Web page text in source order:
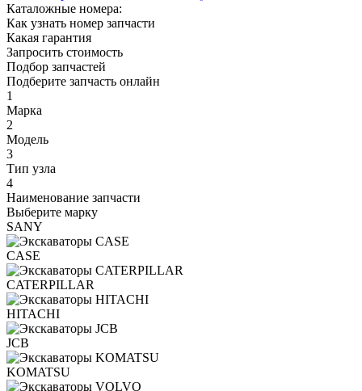
Каталожные номера:
Как узнать номер запчасти
Какая гарантия
Запросить стоимость
Подбор запчастей
Подберите запчасть онлайн
1
Марка
2
Модель
3
Тип узла
4
Наименование запчасти
Выберите марку
SANY
CASE
CATERPILLAR
HITACHI
JCB
KOMATSU